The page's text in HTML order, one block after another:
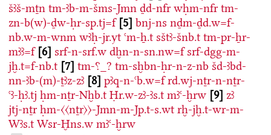
šꜣš-mṯn tm-ꜣb-m-šms-Jmn ḏd-nfr wḥm-nfr tm-
zn-b(w)-ḏw-ḥr-sp.tj=f 5 bnj-ns nḏm-ḏd.w=f-
nb.w-m-wnm wꜣḥ-jr.yt ꜥm-ẖ.t sštꜣ-šnb.t tm-pr-ẖr-
mꜣꜣ=f 6 srf-n-srf.w dḫn-n-sn.nw=f srf-dgg-m-
jḫ.t=f-nb.t 7 tm-⸮_? tm-sḫbn-ḥr-n-z-nb šd-ꜣbd-
nn-ꜣb-(m)-ṯꜣz-zꜣ 8 pꜣq-n-ꜥb.w=f rd.wj-nṯr-n-nṯr-
ꜥꜣ-ḥꜣ.tj ḥm-nṯr-Nḫb.t Ḥr.w-zꜣ-ꜣs.t mꜣꜥ-ḫrw 9 zꜣ
jtj-nṯr ḥm-〈〈nṯr〉〉-Jmn-m-Jp.t-s.wt rḫ-jḫ.t-wr-m-
Wꜣs.t Wsr-Ḫns.w mꜣꜥ-ḫrw